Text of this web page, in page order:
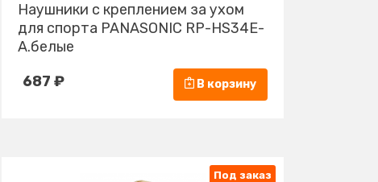
Наушники с креплением за ухом
для спорта PANASONIC RP-HS34E-
A.белые
687 ₽
В корзину
Под заказ